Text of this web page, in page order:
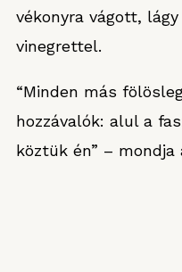
vékonyra vágott,
vinegrettel.
“Minden más
hozzávalók: alul a
köztük én” – mondja